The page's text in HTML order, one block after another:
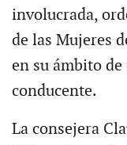
involucrada,
de las Mujeres
en su ámbito
conducente.
La consejera